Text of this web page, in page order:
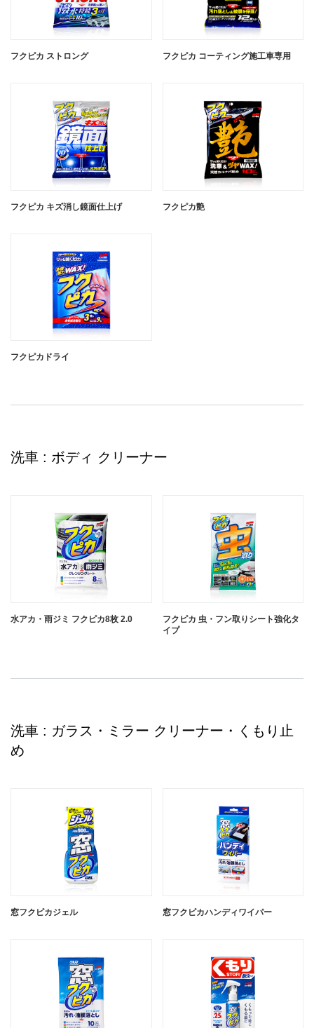
フクピカ ストロング フクピカ コーティング施工車専用
フクピカ キズ消し鏡面仕上げ フクピカ艶
フクピカドライ
洗車 : ボディ クリーナー
水アカ・雨ジミ フクピカ8枚 2.0
フクピカ 虫・フン取りシート強化タ
イプ
洗車 : ガラス・ミラー クリーナー・くもり止
め
窓フクピカジェル 窓フクピカハンディワイパー